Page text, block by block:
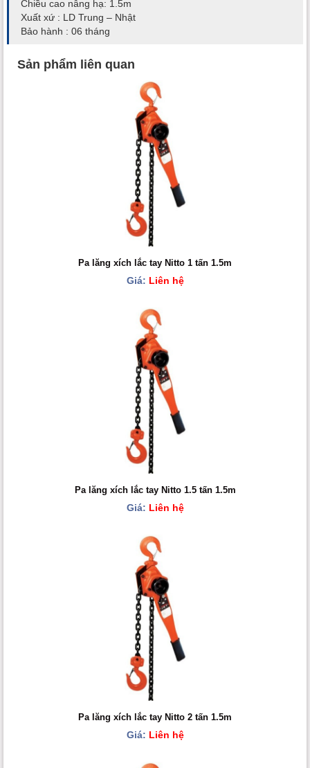
Chiều cao nâng hạ: 1.5m
Xuất xứ : LD Trung – Nhật
Bảo hành : 06 tháng
Sản phẩm liên quan
Pa lăng xích lắc tay Nitto 1 tấn 1.5m
Giá: Liên hệ
Pa lăng xích lắc tay Nitto 1.5 tấn 1.5m
Giá: Liên hệ
Pa lăng xích lắc tay Nitto 2 tấn 1.5m
Giá: Liên hệ